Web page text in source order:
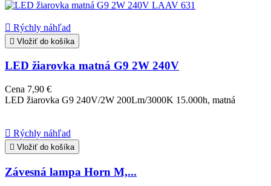
 Rýchly náhľad
 Vložiť do košíka
LED žiarovka matná G9 2W 240V
Cena 7,90 €
LED žiarovka G9 240V/2W 200Lm/3000K 15.000h, matná
 Rýchly náhľad
 Vložiť do košíka
Závesná lampa Horn M,...